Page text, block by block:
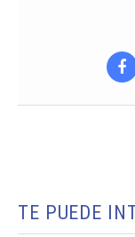
TE PUEDE